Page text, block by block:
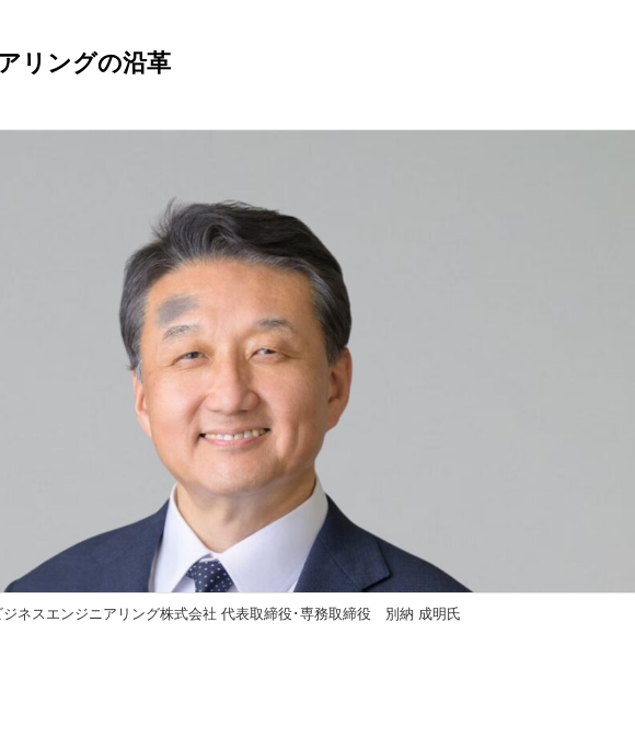
リングの沿革
ジネスエンジニアリング株式会社 代表取締役･専務取締役 別納 成明氏